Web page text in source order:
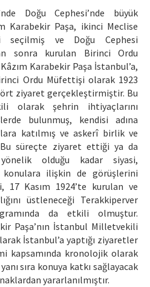
Doğu Cephesi’nde büyük
Karabekir Paşa, ikinci Meclise
seçilmiş ve Doğu Cephesi
sonra kurulan Birinci Ordu
Karabekir Paşa İstanbul’a,
Ordu Müfettişi olarak 1923
dört ziyaret gerçekleştirmiştir. Bu
olarak şehrin ihtiyaçlarını
bulunmuş, kendisi adına
katılmış ve askerî birlik ve
süreçte ziyaret ettiği ya da
olduğu kadar siyasi,
ilişkin de görüşlerini
17 Kasım 1924’te kurulan ve
üstleneceği Terakkiperver
da etkili olmuştur.
Paşa’nın İstanbul Milletvekili
İstanbul’a yaptığı ziyaretler
kapsamında kronolojik olarak
sıra konuya katkı sağlayacak
yararlanılmıştır.